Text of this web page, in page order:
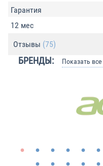
Гарантия
12 мес
Отзывы (75)
БРЕНДЫ: Показать